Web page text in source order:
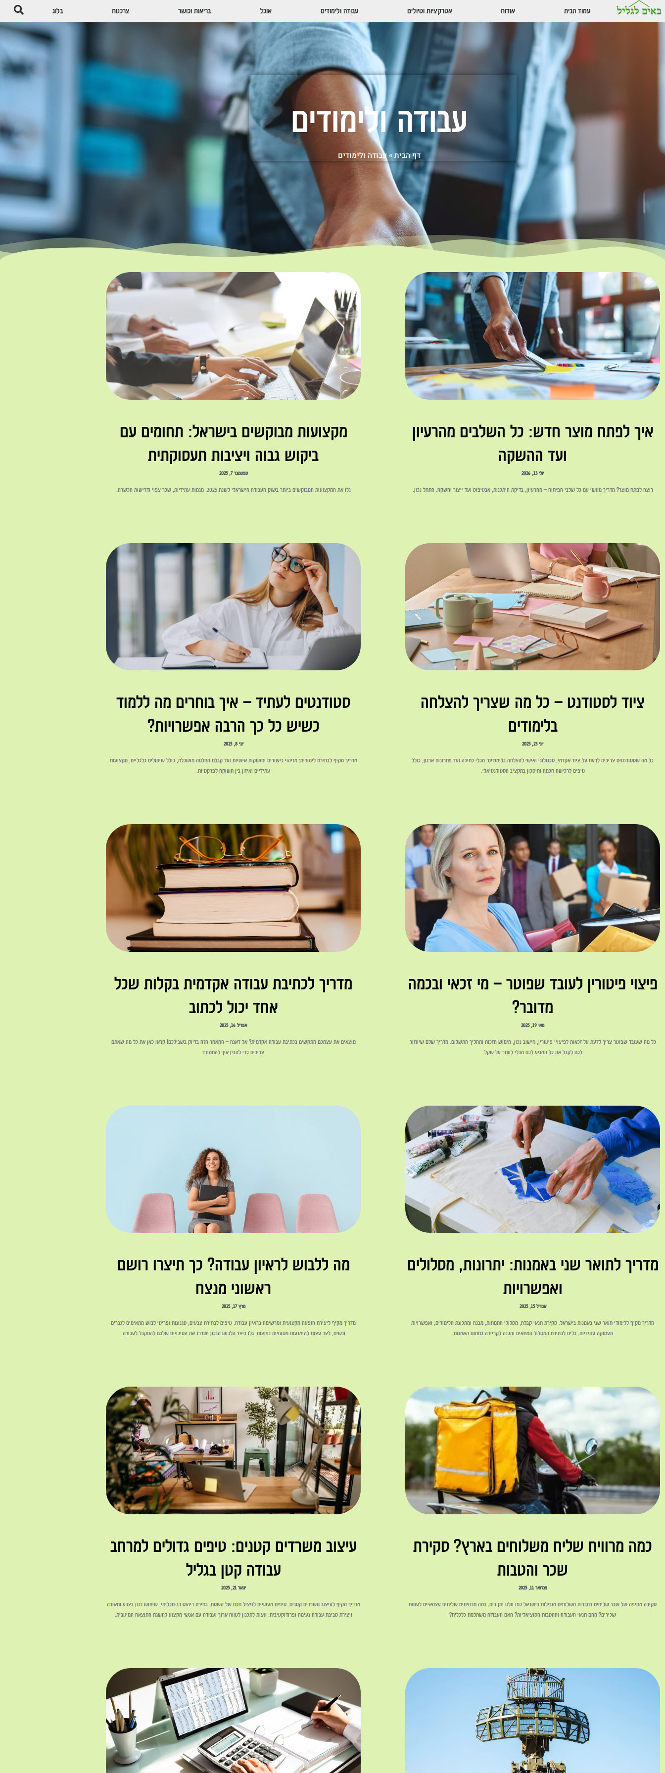
עמוד הבית אודות אטרקציות וטיולים עבודה ולימודים אוכל בריאות וכושר צרכנות בלוג
עבודה ולימודים
דף הבית»עבודה ולימודים
איך לפתח מוצר חדש: כל השלבים מהרעיון
ועד ההשקה
יולי 13, 2026
רוצה לפתח מוצר? מדריך מעשי עם כל שלבי הפיתוח – מהרעיון, בדיקת היתכנות, אבטיפוס ועד ייצור והשקה. התחל נכון.
מקצועות מבוקשים בישראל: תחומים עם
ביקוש גבוה ויציבות תעסוקתית
ספטמבר 7, 2025
גלו את המקצועות המבוקשים ביותר בשוק העבודה הישראלי לשנת 2025. מגמות עתידיות, שכר צפוי ודרישות הכשרה.
ציוד לסטודנט – כל מה שצריך להצלחה
בלימודים
יוני 23, 2025
כל מה שסטודנטים צריכים לדעת על ציוד אקדמי, טכנולוגי ואישי להצלחה בלימודים: מכלי כתיבה ועד פתרונות ארגון, כולל
טיפים לרכישה חכמה וחיסכון בתקציב הסטודנטיאלי.
סטודנטים לעתיד – איך בוחרים מה ללמוד
כשיש כל כך הרבה אפשרויות?
יוני 8, 2025
מדריך מקיף לבחירת לימודים: מזיהוי כישורים ותשוקות אישיות ועד קבלת החלטה מושכלת, כולל שיקולים כלכליים, מקצועות
עתידיים ואיזון בין תשוקה לפרקטיות.
פיצוי פיטורין לעובד שפוטר – מי זכאי ובכמה
מדובר?
מאי 19, 2025
כל מה שעובד שפוטר צריך לדעת על זכאות לפיצויי פיטורין, חישוב נכון, מימוש הזכות ותהליך התשלום. מדריך שלם שיעזור
לכם לקבל את כל המגיע לכם מבלי לוותר על שקל.
מדריך לכתיבת עבודה אקדמית בקלות שכל
אחד יכול לכתוב
אפריל 16, 2025
מוצאים את עצמכם מתקשים בכתיבת עבודה אקדמית? אל דאגה – המאמר הזה בדיוק בשבילכם! קראו כאן את כל מה שאתם
צריכים כדי להבין איך להתמודד
מדריך לתואר שני באמנות: יתרונות, מסלולים
ואפשרויות
אפריל 15, 2025
מדריך מקיף ללימודי תואר שני באמנות בישראל. סקירת תנאי קבלה, מסלולי התמחות, מבנה ומתכונת הלימודים, ואפשרויות
תעסוקה עתידיות. כלים לבחירת המסלול המתאים והכנה לקריירה בתחום האמנות.
מה ללבוש לראיון עבודה? כך תיצרו רושם
ראשוני מנצח
מרץ 17, 2025
מדריך מקיף ליצירת הופעה מקצועית ומרשימה בראיון עבודה. טיפים לבחירת צבעים, סגנונות ופריטי לבוש מתאימים לגברים
ונשים, לצד עצות להימנעות מטעויות נפוצות. גלו כיצד הלבוש הנכון ישדרג את הסיכויים שלכם להתקבל לעבודה.
כמה מרוויח שליח משלוחים בארץ? סקירת
שכר והטבות
פברואר 11, 2025
סקירה מקיפה של שכר שליחים בחברות משלוחים מובילות בישראל כמו וולט ותן ביס. כמה מרוויחים שליחים עצמאיים לעומת
שכירים? מהם תנאי העבודה וההטבות הסוציאליות? האם העבודה משתלמת כלכלית?
עיצוב משרדים קטנים: טיפים גדולים למרחב
עבודה קטן בגליל
ינואר 21, 2025
מדריך מקיף לעיצוב משרדים קטנים. טיפים מעשיים לניצול חכם של השטח, בחירת ריהוט רב-תכליתי, שימוש נכון בצבע ותאורה
ויצירת סביבת עבודה נעימה ופרודוקטיבית. עצות לתכנון לטווח ארוך ועבודה עם אנשי מקצוע להשגת התוצאה המיטבית.